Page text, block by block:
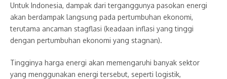
Untuk Indonesia, dampak dari terganggunya pasokan energi
akan berdampak langsung pada pertumbuhan ekonomi,
terutama ancaman stagflasi (keadaan inflasi yang tinggi
dengan pertumbuhan ekonomi yang stagnan).
Tingginya harga energi akan memengaruhi banyak sektor
yang menggunakan energi tersebut, seperti logistik,